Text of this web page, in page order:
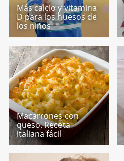
Más calcio y vitamina
D para los huesos de
los niños
Macarrones con
queso. Receta
italiana fácil